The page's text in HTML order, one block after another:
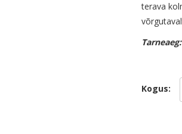
terava
Tarneaeg:
Kogus: